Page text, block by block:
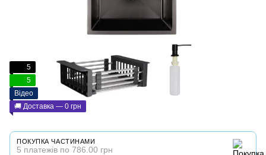
5
5
Відео
🚚 Доставка — 0 грн
ПОКУПКА ЧАСТИНАМИ
5 платежів по 786.00 грн